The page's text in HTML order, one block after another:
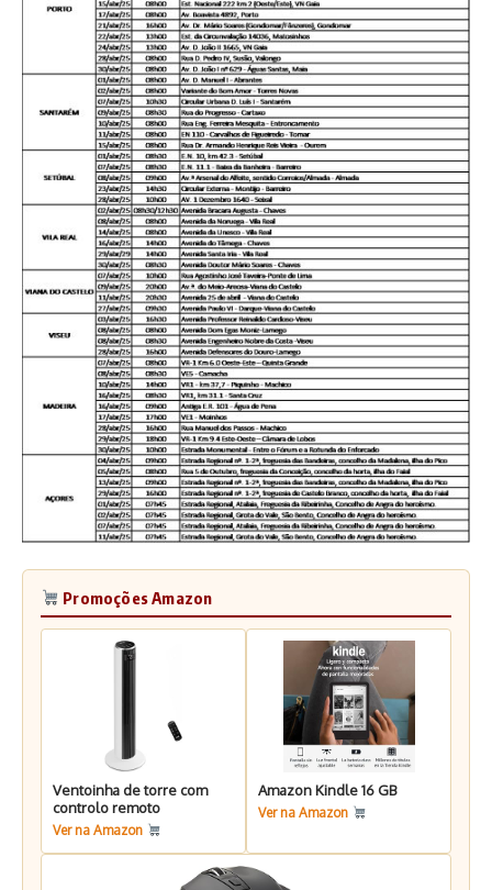
Promoções Amazon
Ventoinha de torre com
controlo remoto
Ver na Amazon
Amazon Kindle 16 GB
Ver na Amazon